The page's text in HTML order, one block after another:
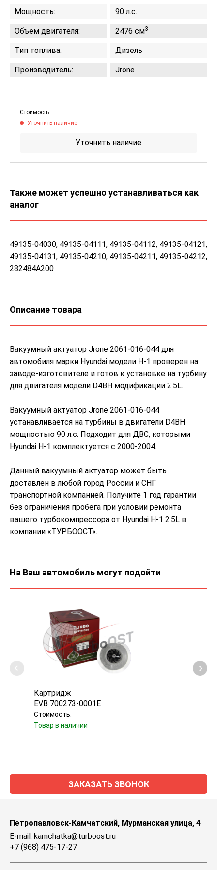
Мощность: 90 л.с.
Объем двигателя: 2476 см3
Тип топлива: Дизель
Производитель: Jrone
Стоимость
Уточнить наличие
Уточнить наличие
Также может успешно устанавливаться как
аналог
49135-04030, 49135-04111, 49135-04112, 49135-04121,
49135-04131, 49135-04210, 49135-04211, 49135-04212,
282484A200
Описание товара
Вакуумный актуатор Jrone 2061-016-044 для
автомобиля марки Hyundai модели H-1 проверен на
заводе-изготовителе и готов к установке на турбину
для двигателя модели D4BH модификации 2.5L.
Вакуумный актуатор Jrone 2061-016-044
устанавливается на турбины в двигатели D4BH
мощностью 90 л.с. Подходит для ДВС, которыми
Hyundai H-1 комплектуется с 2000-2004.
Данный вакуумный актуатор может быть
доставлен в любой город России и СНГ
транспортной компанией. Получите 1 год гарантии
без ограничения пробега при условии ремонта
вашего турбокомпрессора от Hyundai H-1 2.5L в
компании «ТУРБООСТ».
На Ваш автомобиль могут подойти
Картридж
EVB 700273-0001E
Стоимость:
Товар в наличии
ЗАКАЗАТЬ ЗВОНОК
Петропавловск-Камчатский, Мурманская улица, 4
E-mail: kamchatka@turboost.ru
+7 (968) 475-17-27